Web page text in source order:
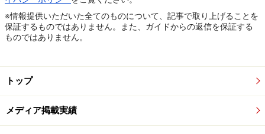
※情報提供いただいた全てのものについて、記事で取り上げることを
保証するものではありません。また、ガイドからの返信を保証する
ものではありません。
トップ
メディア掲載実績